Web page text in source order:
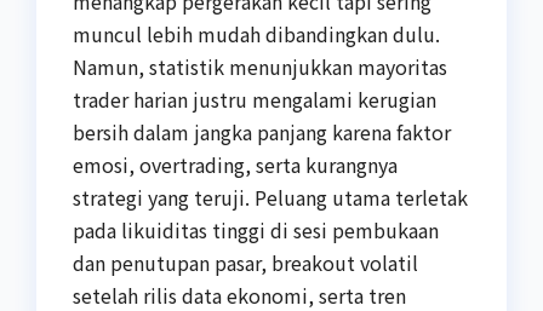
muncul lebih mudah dibandingkan dulu.
Namun, statistik menunjukkan mayoritas
trader harian justru mengalami kerugian
bersih dalam jangka panjang karena faktor
emosi, overtrading, serta kurangnya
strategi yang teruji. Peluang utama terletak
pada likuiditas tinggi di sesi pembukaan
dan penutupan pasar, breakout volatil
setelah rilis data ekonomi, serta tren